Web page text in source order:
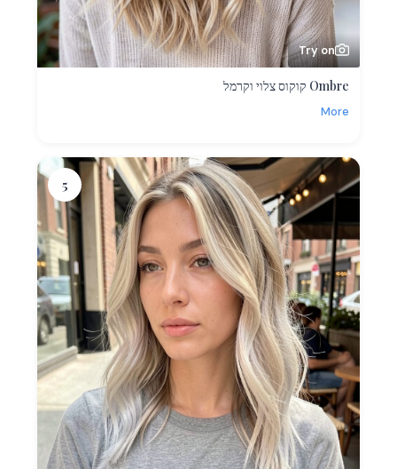
Try on
Ombre קוקוס צלוי וקרמל
More
5